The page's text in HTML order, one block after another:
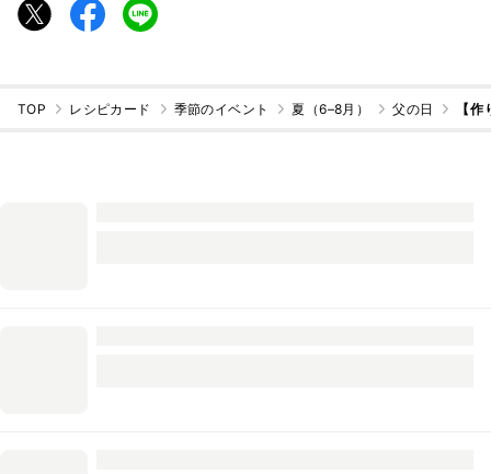
TOP レシピカード 季節のイベント 夏（6–8月） 父の日 【